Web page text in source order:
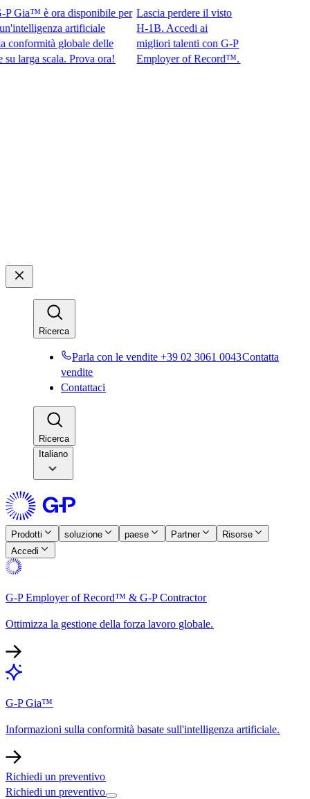
è ora disponibile per
artificiale
globale delle
scala. Prova ora!​​
Lascia perdere il visto
H-1B. Accedi ai
migliori talenti con G-P
Employer of Record™.​​
Ricerca​​
Parla con le vendite +39 02 3061 0043​​Contatta
vendite​​
Contattaci​​
Ricerca​​
Italiano
Prodotti​​ soluzione​​ paese​​ Partner​​
Risorse​​
Accedi​​
G-P Employer of Record™ & G-P Contractor​​
Ottimizza la gestione della forza lavoro globale.​​
G-P Gia™​​
Informazioni sulla conformità basate sull'intelligenza artificiale.​​
Richiedi un preventivo​​
Richiedi un preventivo​​